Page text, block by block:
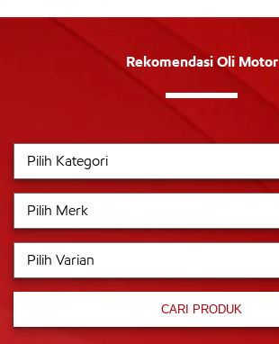
Rekomendasi Oli Motor
CARI PRODUK